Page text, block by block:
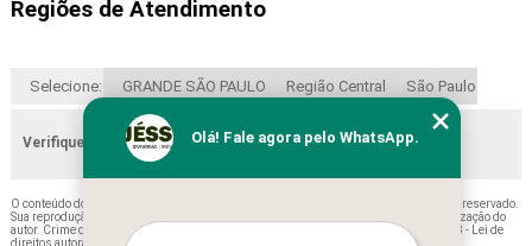
Regiões de Atendimento
Selecione: GRANDE SÃO PAULO Região Central São Paulo
Verifique as regiões que atendemos
O conteúdo do texto "
" é de direito reservado.
Sua reprodução, parcial ou total, mesmo citando nossos links, é proibida sem a autorização do
autor. Crime de violação de direito autoral – artigo 184 do Código Penal – Lei 9610/98 - Lei de
direitos autorais
Olá! Fale agora pelo WhatsApp.